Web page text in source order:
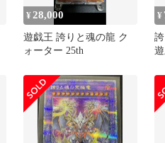
¥ 28,000
遊戯王 誇りと魂の龍 ク
ォーター 25th
¥